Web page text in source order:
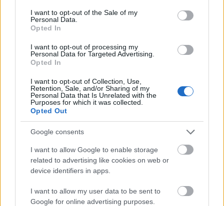
consent section.
I want to opt-out of the Sale of my
Personal Data.
Opted In
I want to opt-out of processing my
Personal Data for Targeted Advertising.
Opted In
I want to opt-out of Collection, Use,
Retention, Sale, and/or Sharing of my
Personal Data that Is Unrelated with the
Purposes for which it was collected.
Opted Out
Google consents
I want to allow Google to enable storage
related to advertising like cookies on web or
device identifiers in apps.
I want to allow my user data to be sent to
Google for online advertising purposes.
Bástya elvtárs, aki hihetetlen poénként úszómestert
alakít. ;)
Kojak találkozik a kor Magyarországára jellemző
anomáliákkal, amiknálunk mégseszámítottak
anomáliáknak. Pl.: kopaszként is kötelező az
úszósapka - tudniillik az esetlegesen lehulló
hajszálak végett. A taxisok a hónap második felében
már nem feltétlenül állnak meg minden utazni
kívánónak, az aranyokleveles zippzárkészítő csak
úgy nem áll neki zippzárat javítani, stb. Tehát
hősünk nem létező haja égnek áll párszor. De csak